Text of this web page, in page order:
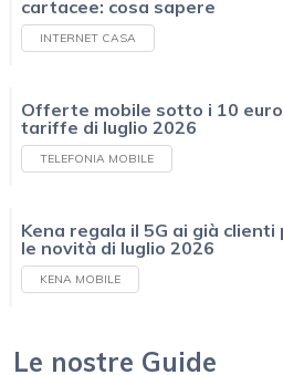
cartacee: cosa sapere
INTERNET CASA
Offerte mobile sotto i 10
tariffe di luglio 2026
TELEFONIA MOBILE
Kena regala il 5G ai già
le novità di luglio 2026
KENA MOBILE
Le nostre Guide